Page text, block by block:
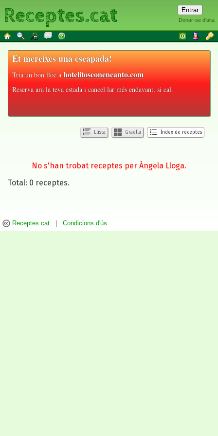
Donar-se d'alta
Receptes.cat
Et mereixes una escapada!
Tria un bon lloc ahotelitosconencanto.com
Reserva ara la teva estada i cancel·lar més endavant, si cal.
Llista Graella Índex de receptes
No s'han trobat receptes per Àngela Lloga.
Total: 0 receptes.